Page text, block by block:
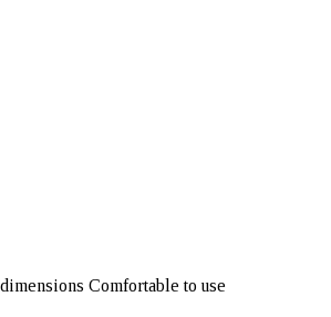
Comfortable to use